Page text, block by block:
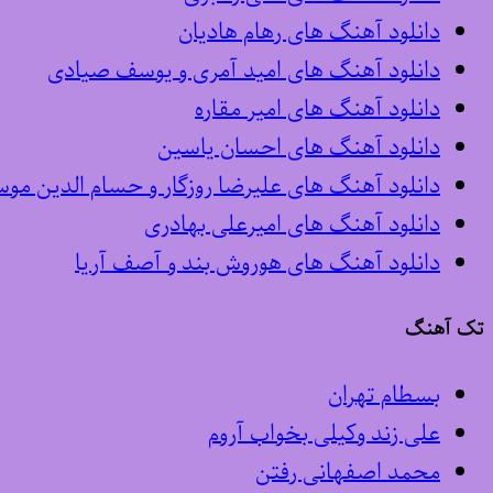
دانلود آهنگ های رهام هادیان
دانلود آهنگ های امید آمری و یوسف صیادی
دانلود آهنگ های امیر مقاره
دانلود آهنگ های احسان یاسین
دانلود آهنگ های علیرضا روزگار و حسام الدین
دانلود آهنگ های امیرعلی بهادری
دانلود آهنگ های هوروش بند و آصف آریا
تک آهنگ
بسطام تهران
علی زند وکیلی بخواب آروم
محمد اصفهانی رفتن